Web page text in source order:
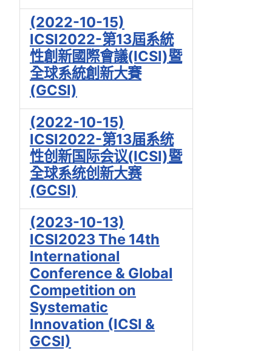
(2022-10-15)
ICSI2022-第13屆系統
性創新國際會議(ICSI)暨
全球系統創新大賽
(GCSI)
(2022-10-15)
ICSI2022-第13届系统
性创新国际会议(ICSI)暨
全球系统创新大赛
(GCSI)
(2023-10-13)
ICSI2023 The 14th
International
Conference & Global
Competition on
Systematic
Innovation (ICSI &
GCSI)